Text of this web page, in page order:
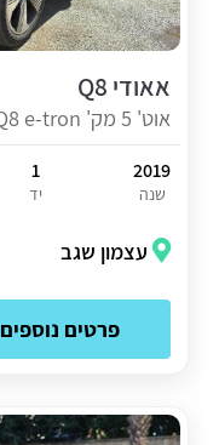
אאודי Q8
אוט' 5 מק' Q8 e-tron
2019
שנה
1
יד
עצמון שגב
פרטים נוספים